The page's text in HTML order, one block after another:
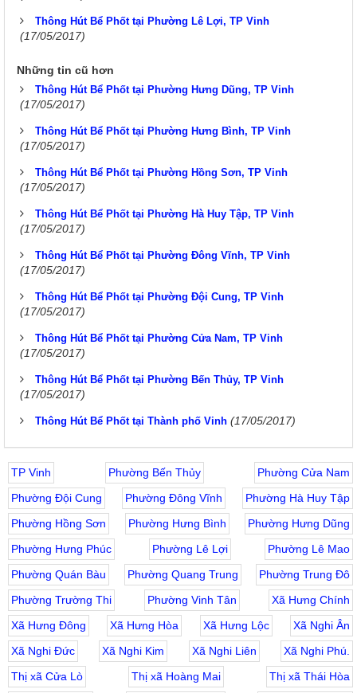
Thông Hút Bể Phốt tại Phường Lê Lợi, TP Vinh
(17/05/2017)
Những tin cũ hơn
Thông Hút Bể Phốt tại Phường Hưng Dũng, TP Vinh
(17/05/2017)
Thông Hút Bể Phốt tại Phường Hưng Bình, TP Vinh
(17/05/2017)
Thông Hút Bể Phốt tại Phường Hồng Sơn, TP Vinh
(17/05/2017)
Thông Hút Bể Phốt tại Phường Hà Huy Tập, TP Vinh
(17/05/2017)
Thông Hút Bể Phốt tại Phường Đông Vĩnh, TP Vinh
(17/05/2017)
Thông Hút Bể Phốt tại Phường Đội Cung, TP Vinh
(17/05/2017)
Thông Hút Bể Phốt tại Phường Cửa Nam, TP Vinh
(17/05/2017)
Thông Hút Bể Phốt tại Phường Bến Thủy, TP Vinh
(17/05/2017)
Thông Hút Bể Phốt tại Thành phố Vinh (17/05/2017)
TP Vinh Phường Bến Thủy
Phường Cửa Nam
Phường Đội Cung
Phường Đông Vĩnh
Phường Hà Huy Tập
Phường Hồng Sơn
Phường Hưng Bình
Phường Hưng Dũng
Phường Hưng Phúc
Phường Lê Lợi
Phường Lê Mao
Phường Quán Bàu
Phường Quang Trung
Phường Trung Đô
Phường Trường Thi
Phường Vinh Tân
Xã Hưng Chính
Xã Hưng Đông
Xã Hưng Hòa Xã Hưng Lộc
Xã Nghi Ân
Xã Nghi Đức
Xã Nghi Kim Xã Nghi Liên
Xã Nghi Phú.
Thị xã Cửa Lò
Thị xã Hoàng Mai
Thị xã Thái Hòa